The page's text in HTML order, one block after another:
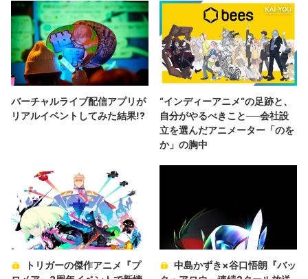
バーチャルライブ配信アプリが
リアルイベントしてみた結果!?
“インディーアニメ“の足跡と、
自分がやるべきこと──会社設
立を選んだアニメーター「のを
か」の胸中
トリガーの傑作アニメ『プ
中島かずき×谷口悟朗『バッ